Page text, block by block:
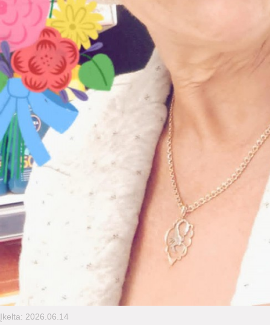
Įkelta: 2026.06.14